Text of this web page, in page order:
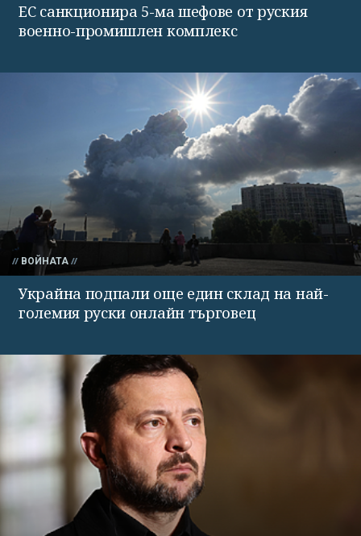
ЕС санкционира 5-ма шефове от руския
военно-промишлен комплекс
ВОЙНАТА
Украйна подпали още един склад на най-
големия руски онлайн търговец